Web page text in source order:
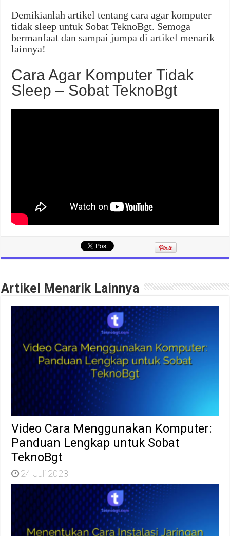
Demikianlah artikel tentang cara agar komputer
tidak sleep untuk Sobat TeknoBgt. Semoga
bermanfaat dan sampai jumpa di artikel menarik
lainnya!
Cara Agar Komputer Tidak
Sleep – Sobat TeknoBgt
Artikel Menarik Lainnya
Video Cara Menggunakan Komputer:
Panduan Lengkap untuk Sobat
TeknoBgt
24 Juli 2023